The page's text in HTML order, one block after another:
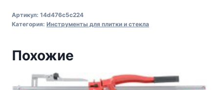
Артикул: 14d476c5c224
Категория: Инструменты для плитки и стекла
Похожие